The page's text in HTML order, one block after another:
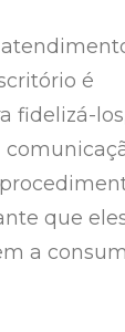
é
fidelizá-
que
a